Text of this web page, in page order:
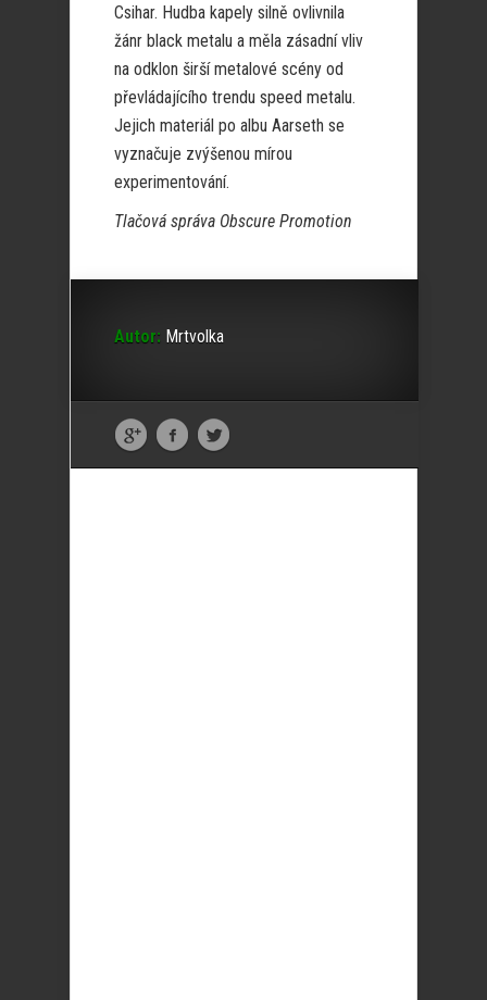
Csihar. Hudba kapely silně ovlivnila
žánr black metalu a měla zásadní vliv
na odklon širší metalové scény od
převládajícího trendu speed metalu.
Jejich materiál po albu Aarseth se
vyznačuje zvýšenou mírou
experimentování.
Tlačová správa Obscure Promotion
Autor: Mrtvolka